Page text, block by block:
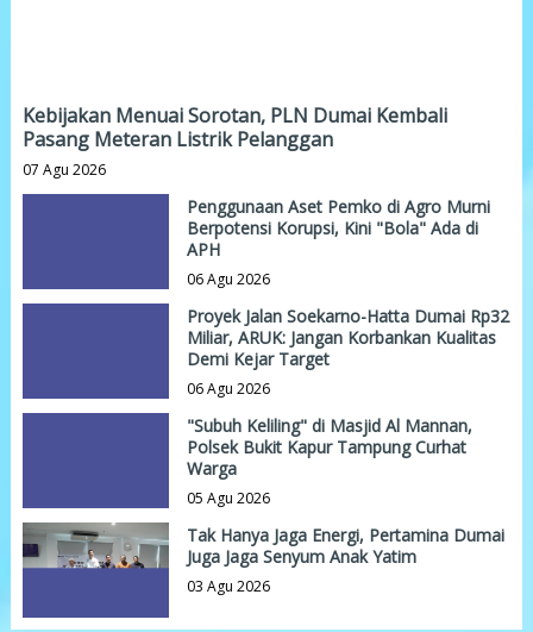
Kebijakan Menuai Sorotan, PLN Dumai Kembali
Pasang Meteran Listrik Pelanggan
07 Agu 2026
Penggunaan Aset Pemko di Agro Murni
Berpotensi Korupsi, Kini "Bola" Ada di
APH
06 Agu 2026
Proyek Jalan Soekarno-Hatta Dumai Rp32
Miliar, ARUK: Jangan Korbankan Kualitas
Demi Kejar Target
06 Agu 2026
"Subuh Keliling" di Masjid Al Mannan,
Polsek Bukit Kapur Tampung Curhat
Warga
05 Agu 2026
Tak Hanya Jaga Energi, Pertamina Dumai
Juga Jaga Senyum Anak Yatim
03 Agu 2026